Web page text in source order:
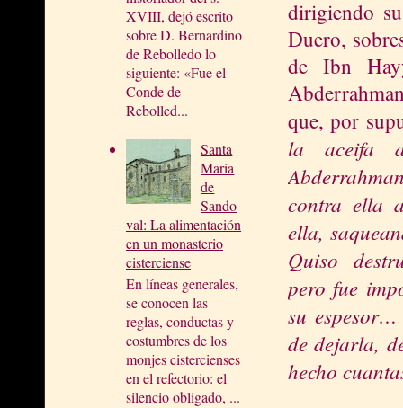
XVIII, dejó escrito
sobre D. Bernardino
de Rebolledo lo
siguiente: «Fue el
Conde de
Rebolled...
Santa
María
de
Sando
val: La alimentación
en un monasterio
cisterciense
En líneas generales,
se conocen las
reglas, conductas y
costumbres de los
monjes cistercienses
en el refectorio: el
silencio obligado, ...
dirigiendo
Duero,
de Ibn
que, por
la aceifa
contra ella
ella,
Quiso
pero fue
su
de dejarla,
hecho